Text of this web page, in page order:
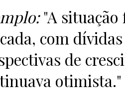
"A situação
com
de
otimista."